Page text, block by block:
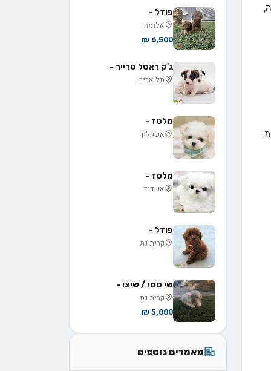
פודל -
אלומה
6,500 ₪
ג'ק ראסל טרייר -
תל אביב
מלטז -
אשקלון
מלטז -
אשדוד
פודל -
קרית גת
שי טסו / שיצו -
קרית גת
5,000 ₪
מאמרים נוספים